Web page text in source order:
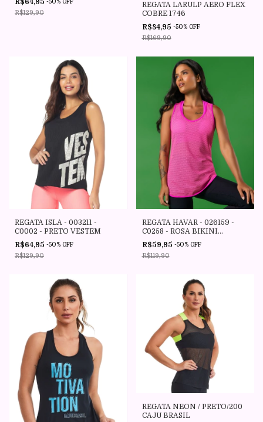
R$129,90
REGATA LARULP AERO FLEX
COBRE 1746
R$84,95 -50% OFF
R$169,90
REGATA ISLA - 003211 -
C0002 - PRETO VESTEM
R$64,95 -50% OFF
R$129,90
REGATA HAVAR - 026159 -
C0258 - ROSA BIKINI
VESTEM
R$59,95 -50% OFF
R$119,90
REGATA NEON / PRETO/200
CAJU BRASIL